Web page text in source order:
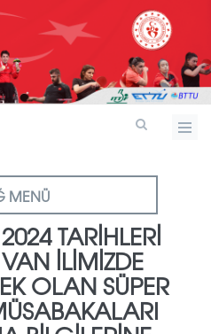
MENÜ
TARIHLERI
ILIMIZDE
OLAN SÜPER